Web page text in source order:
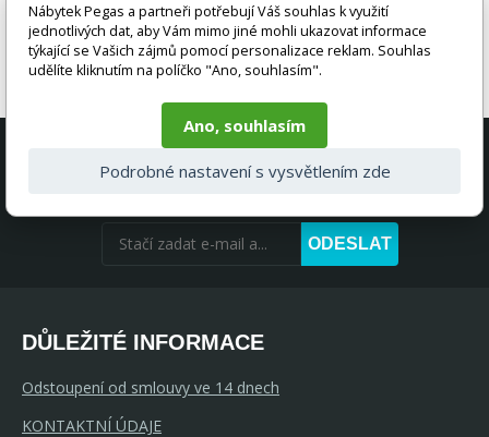
AKČNÍ NABÍDKY A SLEVY PŘÍMO DO
VAŠEHO E-MAILU
ODESLAT
DŮLEŽITÉ INFORMACE
Odstoupení od smlouvy ve 14 dnech
KONTAKTNÍ ÚDAJE
Nábytek Pegas a partneři potřebují Váš souhlas k využití
jednotlivých dat, aby Vám mimo jiné mohli ukazovat informace
týkající se Vašich zájmů pomocí personalizace reklam. Souhlas
udělíte kliknutím na políčko "Ano, souhlasím".
Ano, souhlasím
Podrobné nastavení s vysvětlením zde